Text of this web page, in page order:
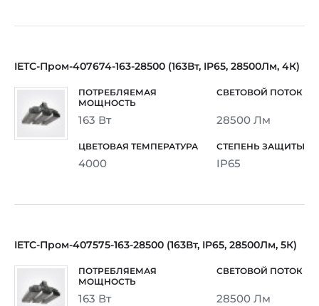
IETC-Пром-407674-163-28500 (163Вт, IP65, 28500Лм, 4К)
163 Вт 28500 Лм
4000 IP65
IETC-Пром-407575-163-28500 (163Вт, IP65, 28500Лм, 5К)
163 Вт 28500 Лм